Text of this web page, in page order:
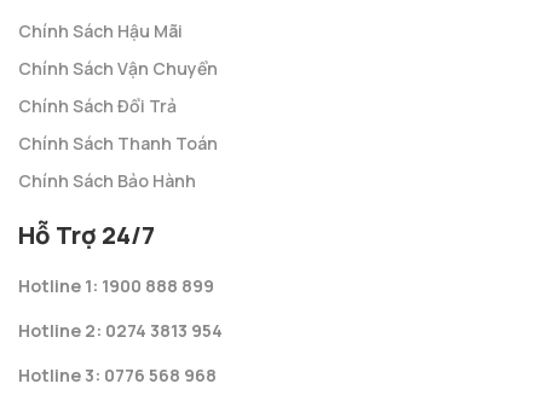
Chính Sách Hậu Mãi
Chính Sách Vận Chuyển
Chính Sách Đổi Trả
Chính Sách Thanh Toán
Chính Sách Bảo Hành
Hỗ Trợ 24/7
Hotline 1: 1900 888 899
Hotline 2: 0274 3813 954
Hotline 3: 0776 568 968